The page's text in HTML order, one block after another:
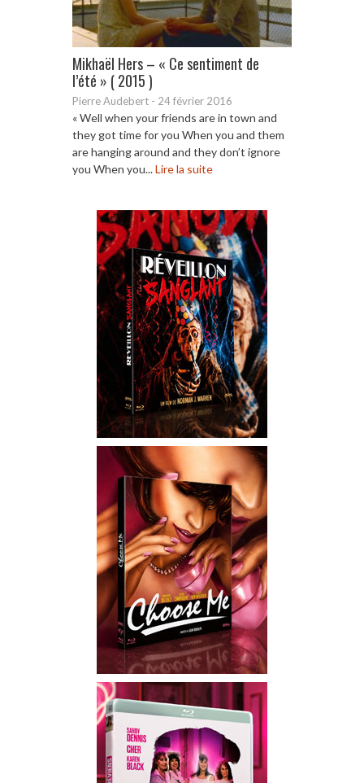
Mikhaël Hers – « Ce sentiment de
l’été » ( 2015 )
Pierre Audebert - 24 février 2016
« Well when your friends are in town and
they got time for you When you and them
are hanging around and they don’t ignore
you When you...Lire la suite